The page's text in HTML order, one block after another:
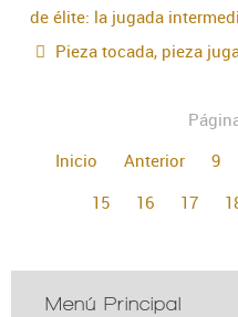
de élite: la jugada
Pieza tocada, pieza
Inicio
Anterior 9
15
16 17
Menú Principal